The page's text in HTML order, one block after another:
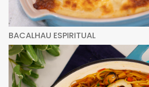
BACALHAU ESPIRITUAL